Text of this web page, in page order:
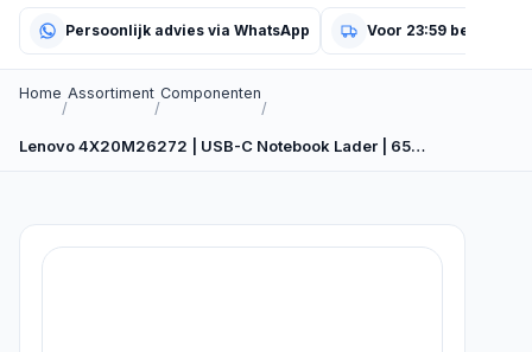
Persoonlijk advies via WhatsApp Voor 23:59 besteld,
Home
/
Assortiment
/
Componenten
/
Lenovo 4X20M26272 | USB-C Notebook Lader | 65…